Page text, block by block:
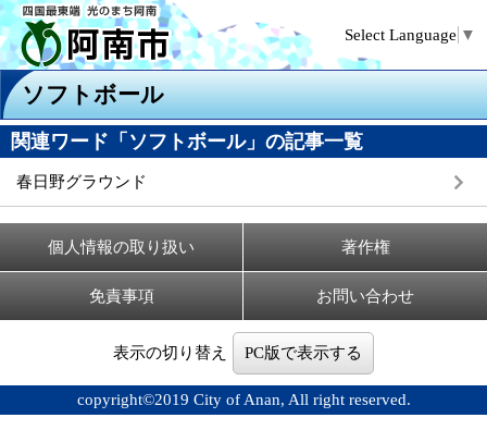
Select Language ▼
ソフトボール
関連ワード「ソフトボール」の記事一覧
春日野グラウンド
個人情報の取り扱い 著作権
免責事項 お問い合わせ
表示の切り替え PC版で表示する
copyright©2019 City of Anan, All right reserved.